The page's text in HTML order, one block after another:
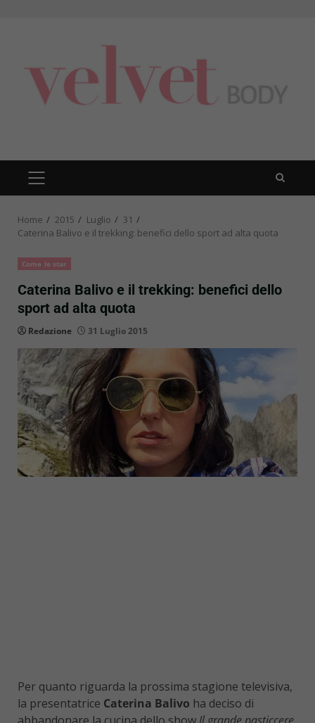
PRIMARY
MENU
Home 2015 Luglio
31
Caterina Balivo e il trekking: benefici dello sport ad alta quota
Come le star
Caterina Balivo e il trekking: benefici dello
sport ad alta quota
Redazione 31 Luglio 2015
Per quanto riguarda la prossima stagione televisiva,
la presentatrice Caterina Balivo ha deciso di
abbandonare la cucina dello show Il grande pasticcere